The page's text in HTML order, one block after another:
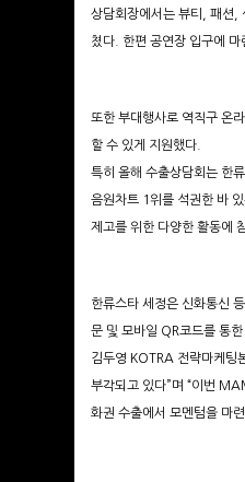
상담회장에서는 뷰티, 패션,
쳤다. 한편 공연장 입구에
또한 부대행사로 역직구 온
할 수 있게 지원했다.
특히 올해 수출상담회는 한
음원차트 1위를 석권한 바
제고를 위한 다양한 활동에
한류스타 세정은 신화통신
문 및 모바일 QR코드를 통
김두영 KOTRA 전략마케팅
부각되고 있다”며 “이번
화권 수출에서 모멘텀을 마